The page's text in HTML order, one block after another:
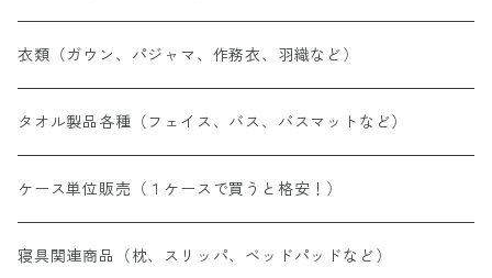
衣類（ガウン、パジャマ、作務衣、羽織など）
タオル製品各種（フェイス、バス、バスマットなど）
ケース単位販売（１ケースで買うと格安！）
寝具関連商品（枕、スリッパ、ベッドパッドなど）